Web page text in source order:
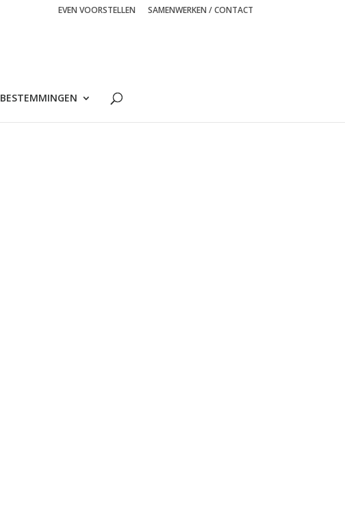
EVEN VOORSTELLEN SAMENWERKEN / CONTACT
BESTEMMINGEN